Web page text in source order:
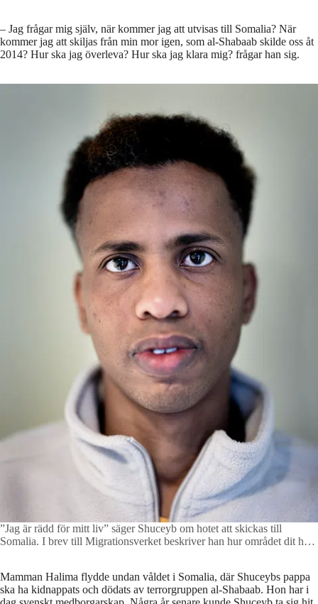
– Jag frågar mig själv, när kommer jag att utvisas till Somalia? När
kommer jag att skiljas från min mor igen, som al-Shabaab skilde oss åt
2014? Hur ska jag överleva? Hur ska jag klara mig? frågar han sig.
”Jag är rädd för mitt liv” säger Shuceyb om hotet att skickas till
Somalia. I brev till Migrationsverket beskriver han hur området dit han
Mamman Halima flydde undan våldet i Somalia, där Shuceybs pappa
ska ha kidnappats och dödats av terrorgruppen al-Shabaab. Hon har i